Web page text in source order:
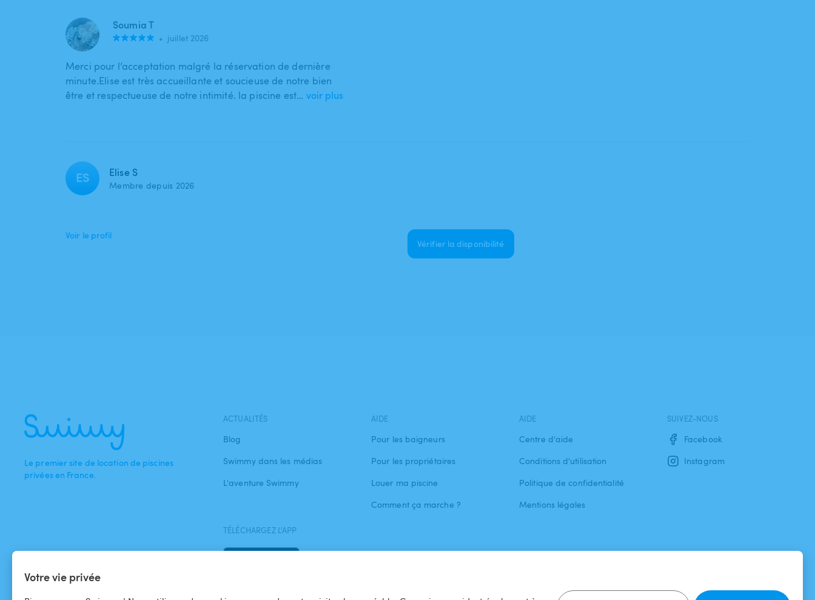
Votre vie privée
Soumia T
• juillet 2026
Merci pour l’acceptation malgré la réservation de dernière
minute.Elise est très accueillante et soucieuse de notre bien
être et respectueuse de notre intimité. la piscine est… voir plus
ES Elise S
Membre depuis 2026
Voir le profil
Vérifier la disponibilité
Le premier site de location de piscines
privées en France.
ACTUALITÉS
Blog
Swimmy dans les médias
L'aventure Swimmy
AIDE
Pour les baigneurs
Pour les propriétaires
Louer ma piscine
Comment ça marche ?
AIDE
Centre d'aide
Conditions d'utilisation
Politique de confidentialité
Mentions légales
SUIVEZ-NOUS
Facebook
Instagram
TÉLÉCHARGEZ L'APP